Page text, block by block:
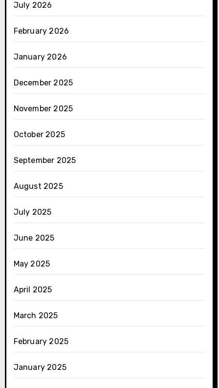
July 2026
February 2026
January 2026
December 2025
November 2025
October 2025
September 2025
August 2025
July 2025
June 2025
May 2025
April 2025
March 2025
February 2025
January 2025